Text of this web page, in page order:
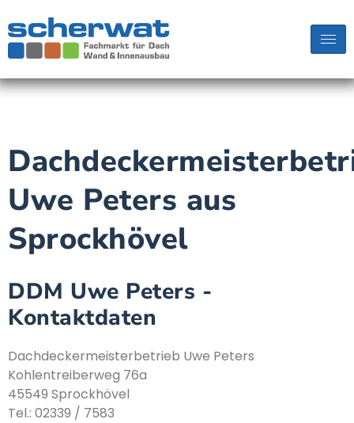
Uwe Peters aus
Sprockhövel
DDM Uwe Peters -
Kontaktdaten
Dachdeckermeisterbetrieb Uwe Peters
Kohlentreiberweg 76a
45549 Sprockhövel
Tel.: 02339 / 7583